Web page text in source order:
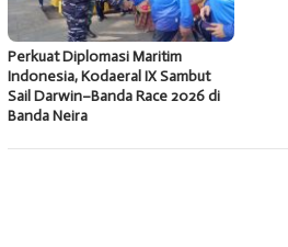
Perkuat Diplomasi Maritim
Indonesia, Kodaeral IX Sambut
Sail Darwin–Banda Race 2026 di
Banda Neira